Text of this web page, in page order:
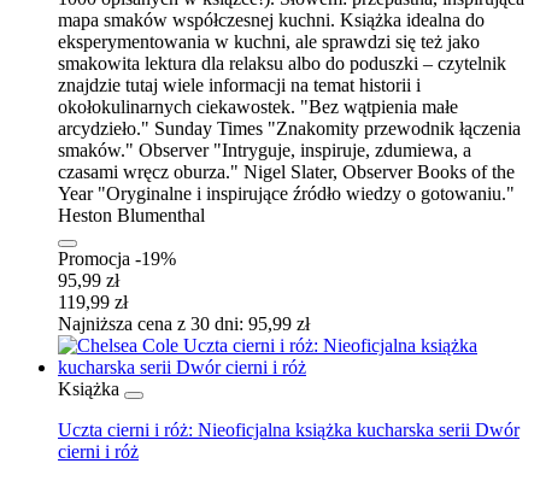
mapa smaków współczesnej kuchni. Książka idealna do
eksperymentowania w kuchni, ale sprawdzi się też jako
smakowita lektura dla relaksu albo do poduszki – czytelnik
znajdzie tutaj wiele informacji na temat historii i
okołokulinarnych ciekawostek. "Bez wątpienia małe
arcydzieło." Sunday Times "Znakomity przewodnik łączenia
smaków." Observer "Intryguje, inspiruje, zdumiewa, a
czasami wręcz oburza." Nigel Slater, Observer Books of the
Year "Oryginalne i inspirujące źródło wiedzy o gotowaniu."
Heston Blumenthal
Promocja -19%
95,99 zł
119,99 zł
Najniższa cena z 30 dni: 95,99 zł
Książka
Uczta cierni i róż: Nieoficjalna książka kucharska serii Dwór
cierni i róż